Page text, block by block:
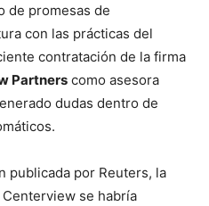
de promesas de
con las prácticas del
contratación de la firma
Partners como asesora
dudas dentro de
publicada por Reuters, la
se habría